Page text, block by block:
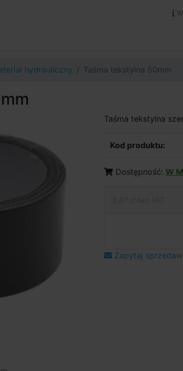
hydrauliczny Taśma tekstylna 50mm
Taśma tekstylna
Kod produktu:
Dostępność: W
Zapytaj